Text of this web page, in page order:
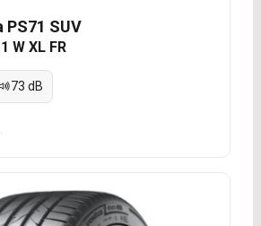
PS71 SUV
W XL FR
73 dB